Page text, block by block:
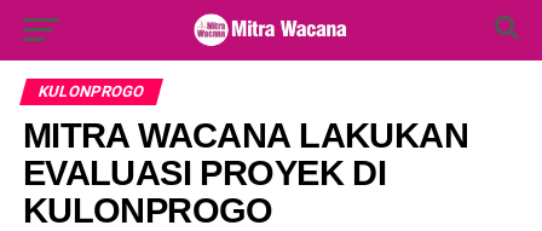
for:
KULONPROGO
MITRA WACANA LAKUKAN
EVALUASI PROYEK DI
KULONPROGO